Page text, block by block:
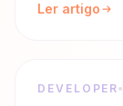
Ler artigo
DEVELOPER